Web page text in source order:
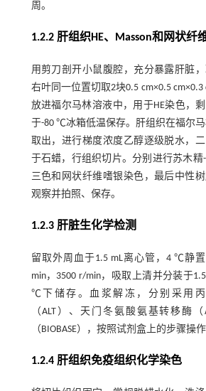
周。
1.2.2 肝组织HE、Masson和网状纤
用剪刀剖开小鼠腹腔，充分暴露肝脏
右叶同一位置切取2块0.5 cm×0.5 cm×0.3
放进福尔马林溶液中，用于HE染色，
于-80 ℃冰箱低温保存。肝组织在福尔
取出，进行梯度浓度乙醇逐级脱水，
于石蜡，行组织切片。分别进行苏木精
三色和网状纤维嗜银染色，最后中性
观察并拍照、保存。
1.2.3 肝脏生化学检测
留取外周血于1.5 mL离心管，4 ℃静
min，3500 r/min，吸取上清并分装于
℃下储存。血浆解冻，分别采用
（ALT）、天门冬氨酸氨基转移酶
（BIOBASE），按照试剂盒上的步骤操作
1.2.4 肝组织免疫组织化学染色